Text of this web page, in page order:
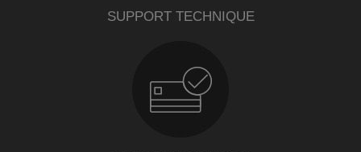
SUPPORT TECHNIQUE